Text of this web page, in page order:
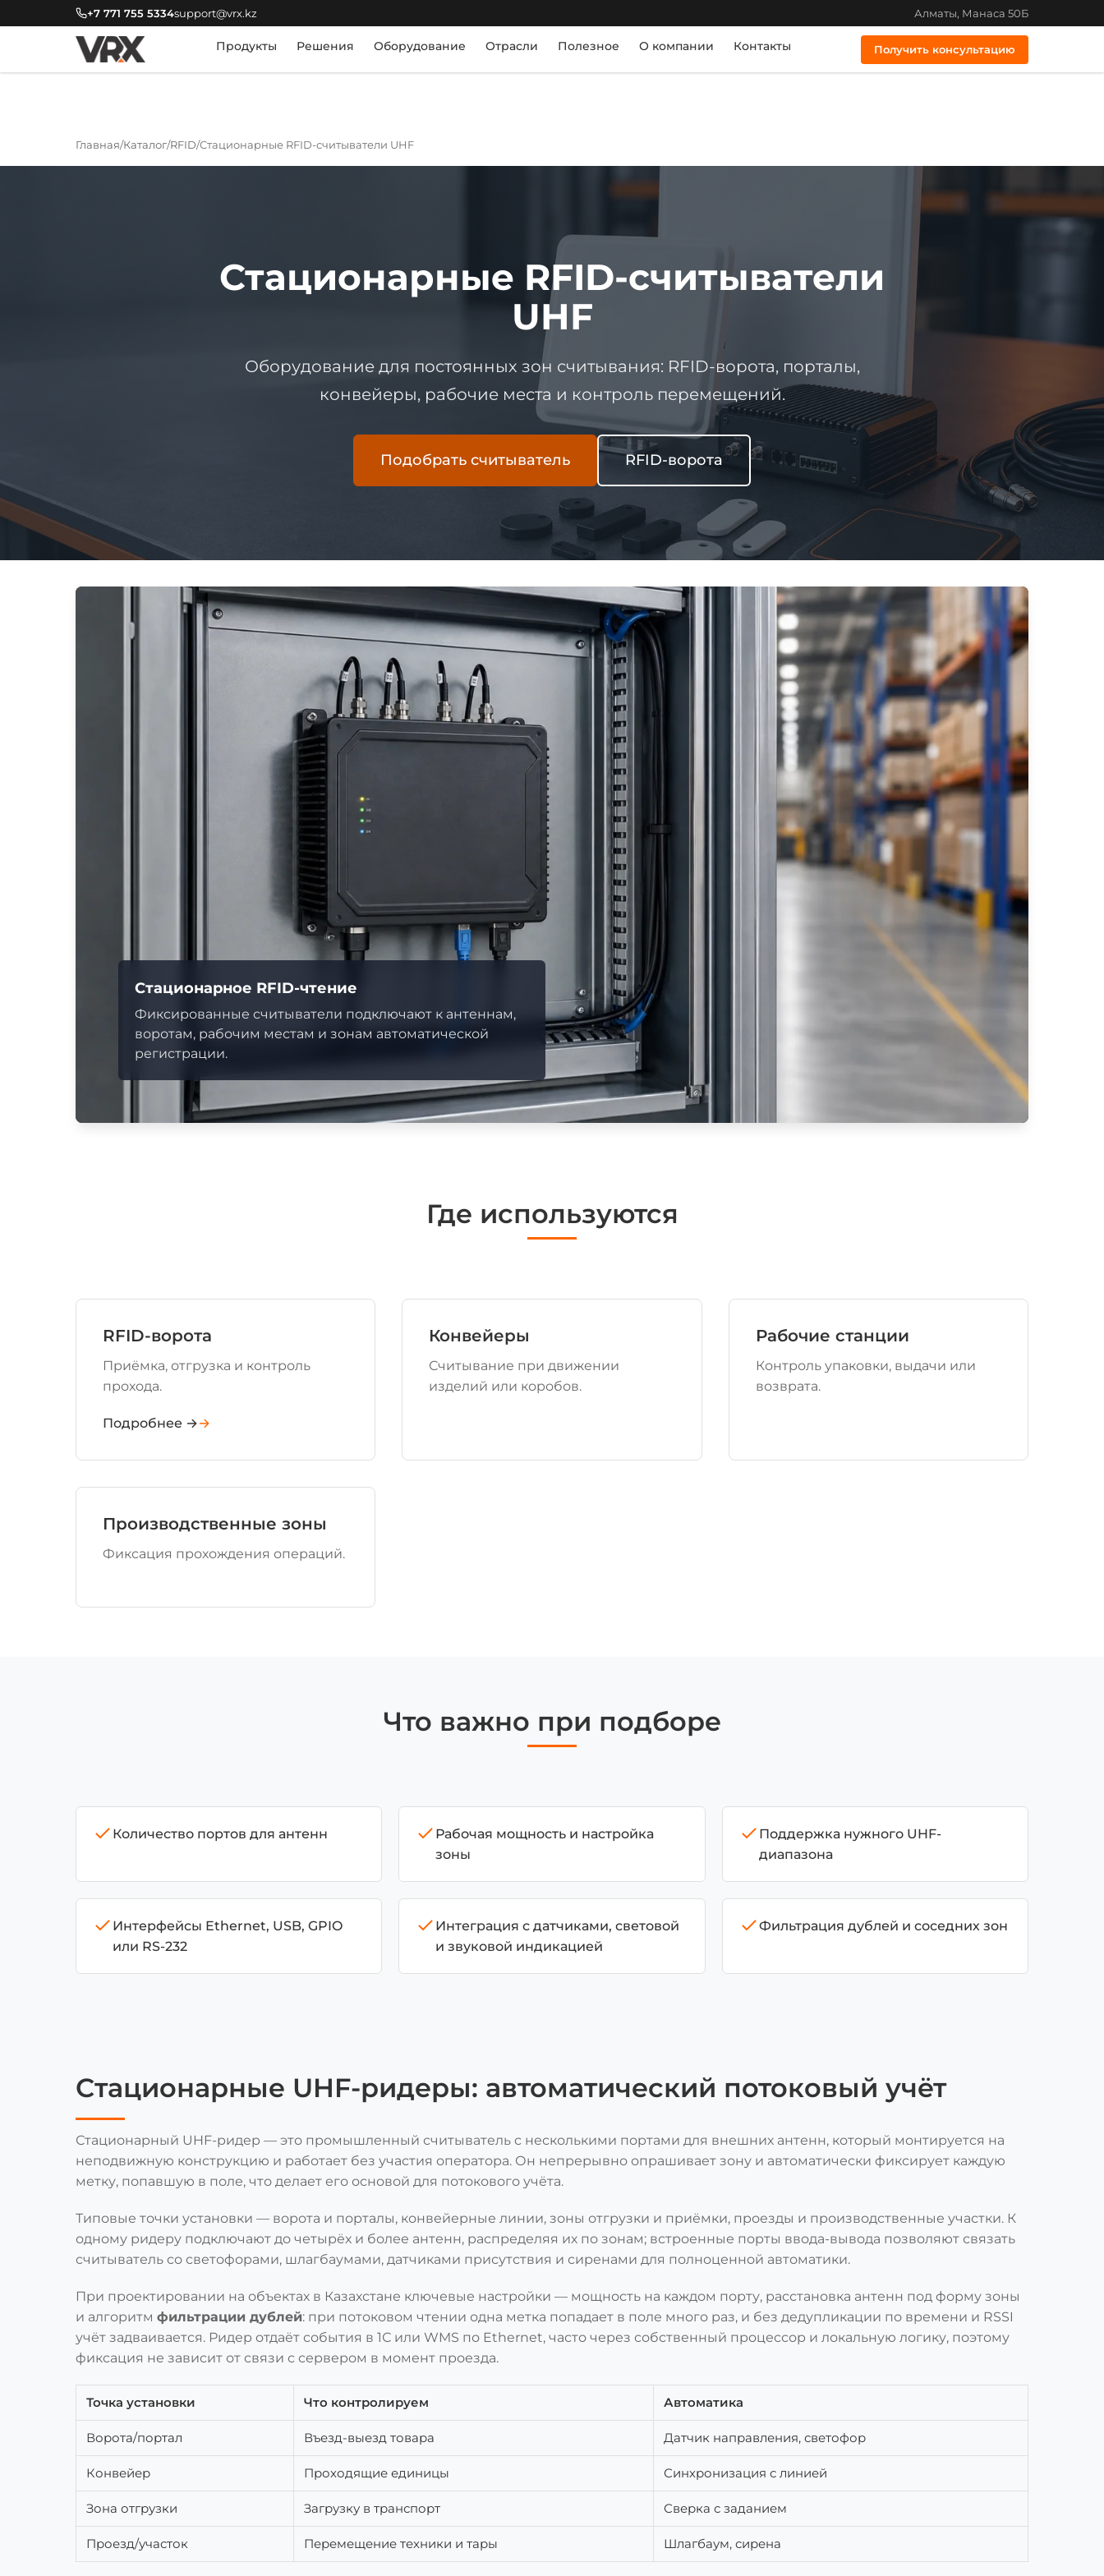
+7 771 755 5334support@vrx.kz Алматы, Манаса 50Б
Продукты Решения Оборудование Отрасли Полезное О компании Контакты Получить консультацию
Главная Каталог RFID Стационарные RFID-считыватели UHF
Стационарные RFID-считыватели
UHF
Оборудование для постоянных зон считывания: RFID-ворота, порталы,
конвейеры, рабочие места и контроль перемещений.
Подобрать считыватель RFID-ворота
Стационарное RFID-чтение
Фиксированные считыватели подключают к антеннам,
воротам, рабочим местам и зонам автоматической
регистрации.
Где используются
RFID-ворота
Приёмка, отгрузка и контроль
прохода.
Подробнее →
Конвейеры
Считывание при движении
изделий или коробов.
Рабочие станции
Контроль упаковки, выдачи или
возврата.
Производственные зоны
Фиксация прохождения операций.
Что важно при подборе
Количество портов для антенн
Рабочая мощность и настройка
зоны
Поддержка нужного UHF-
диапазона
Интерфейсы Ethernet, USB, GPIO
или RS-232
Интеграция с датчиками, световой
и звуковой индикацией
Фильтрация дублей и соседних зон
Стационарные UHF-ридеры: автоматический потоковый учёт
Стационарный UHF-ридер — это промышленный считыватель с несколькими портами для внешних антенн, который монтируется на
неподвижную конструкцию и работает без участия оператора. Он непрерывно опрашивает зону и автоматически фиксирует каждую
метку, попавшую в поле, что делает его основой для потокового учёта.
Типовые точки установки — ворота и порталы, конвейерные линии, зоны отгрузки и приёмки, проезды и производственные участки. К
одному ридеру подключают до четырёх и более антенн, распределяя их по зонам; встроенные порты ввода-вывода позволяют связать
считыватель со светофорами, шлагбаумами, датчиками присутствия и сиренами для полноценной автоматики.
При проектировании на объектах в Казахстане ключевые настройки — мощность на каждом порту, расстановка антенн под форму зоны
и алгоритм фильтрации дублей: при потоковом чтении одна метка попадает в поле много раз, и без дедупликации по времени и RSSI
учёт задваивается. Ридер отдаёт события в 1С или WMS по Ethernet, часто через собственный процессор и локальную логику, поэтому
фиксация не зависит от связи с сервером в момент проезда.
Точка установки Что контролируем Автоматика
Ворота/портал Въезд-выезд товара Датчик направления, светофор
Конвейер Проходящие единицы Синхронизация с линией
Зона отгрузки Загрузку в транспорт Сверка с заданием
Проезд/участок Перемещение техники и тары Шлагбаум, сирена